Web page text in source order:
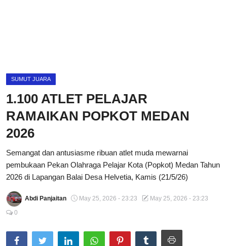
Sportainment
Total Sports
Contact
Pedoman Media Siber
SUMUT JUARA
1.100 ATLET PELAJAR
RAMAIKAN POPKOT MEDAN
2026
Semangat dan antusiasme ribuan atlet muda mewarnai
pembukaan Pekan Olahraga Pelajar Kota (Popkot) Medan Tahun
2026 di Lapangan Balai Desa Helvetia, Kamis (21/5/26)
Abdi Panjaitan May 25, 2026 - 23:23
May 25, 2026 - 23:23
0